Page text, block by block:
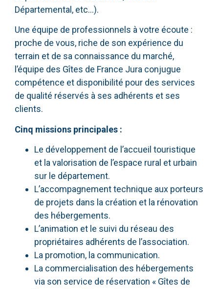
Départemental, etc…).
Une équipe de professionnels à votre écoute :
proche de vous, riche de son expérience du
terrain et de sa connaissance du marché,
l’équipe des Gîtes de France Jura conjugue
compétence et disponibilité pour des services
de qualité réservés à ses adhérents et ses
clients.
Cinq missions principales :
Le développement de l’accueil touristique
et la valorisation de l’espace rural et urbain
sur le département.
L’accompagnement technique aux porteurs
de projets dans la création et la rénovation
des hébergements.
L’animation et le suivi du réseau des
propriétaires adhérents de l’association.
La promotion, la communication.
La commercialisation des hébergements
via son service de réservation « Gîtes de